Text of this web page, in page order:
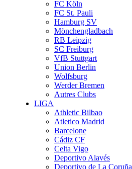
FC Köln
FC St. Pauli
Hamburg SV
Mönchengladbach
RB Leipzig
SC Freiburg
VfB Stuttgart
Union Berlin
Wolfsburg
Werder Bremen
Autres Clubs
LIGA
Athletic Bilbao
Atletico Madrid
Barcelone
Cádiz CF
Celta Vigo
Deportivo Alavés
Deportivo de La Coruña